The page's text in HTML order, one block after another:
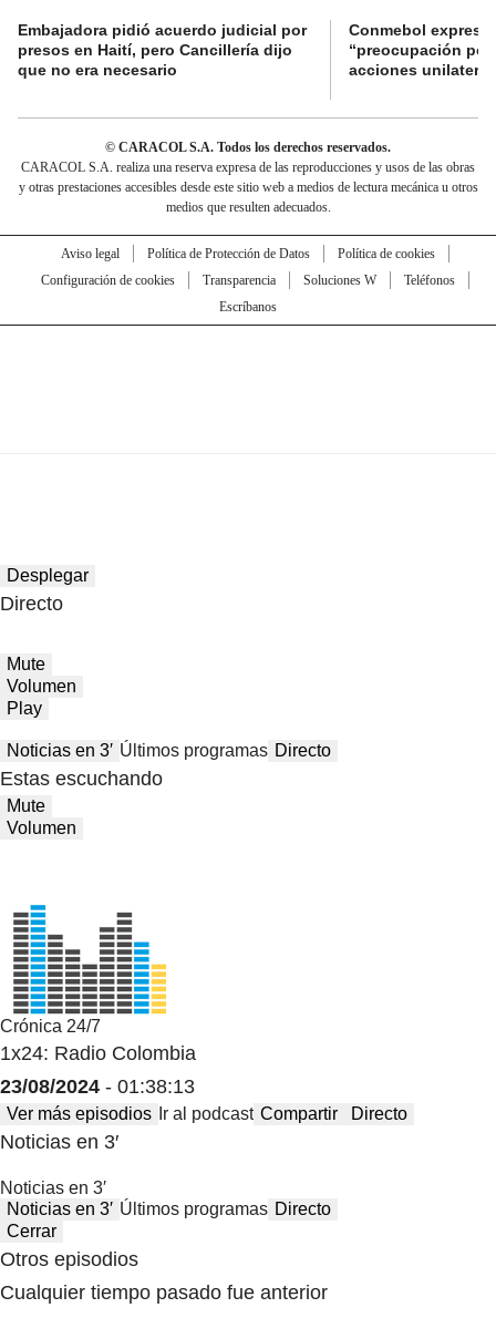
Embajadora pidió acuerdo judicial por
presos en Haití, pero Cancillería dijo
que no era necesario
Conmebol expresó
“preocupación
acciones
© CARACOL S.A. Todos los derechos reservados.
CARACOL S.A. realiza una reserva expresa de las reproducciones y usos de las obras
y otras prestaciones accesibles desde este sitio web a medios de lectura mecánica u otros
medios que resulten adecuados.
Aviso legal Política de Protección de Datos
Política de cookies
Configuración de cookies
Transparencia Soluciones W
Teléfonos
Escríbanos
Desplegar
Directo
Mute
Volumen
Play
Noticias en 3′ Últimos programas Directo
Estas escuchando
Mute
Volumen
Crónica 24/7
1x24: Radio Colombia
23/08/2024 - 01:38:13
Ver más episodios Ir al podcast Compartir Directo
Noticias en 3′
Noticias en 3′
Noticias en 3′ Últimos programas Directo
Cerrar
Otros episodios
Cualquier tiempo pasado fue anterior